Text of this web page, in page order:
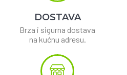
DOSTAVA
Brza i sigurna dostava
na kućnu adresu.